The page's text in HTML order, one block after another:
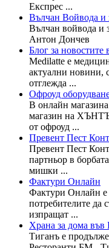
Експрес ...
Вълчан Войвода и
Вълчан войвода и
Антон Дончев
Блог за новостите
Medilatte е
актуални новини,
отглежда ...
Офроуд
В онлайн
магазин на
от офроуд ...
Превент Пест
Превент Пест
партньор в
мишки ...
Фактури Онлайн
Фактури Онлайн е
потребителите да
изпращат ...
Храна за дома във
Тиганъ е